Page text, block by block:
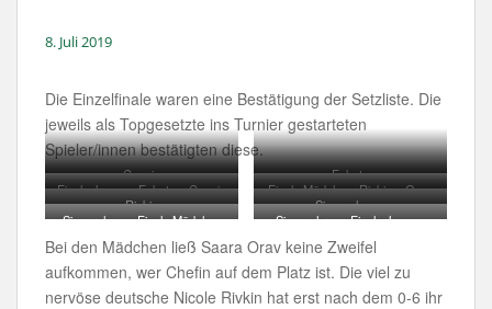
8. Juli 2019
Die Einzelfinale waren eine Bestätigung der Setzliste. Die
jeweils als Topgesetzte ins Turnier gestarteten
Spieler/innen bestätigten diese.
Cuenin
Fekete
Finale Jungen: Fekete – Cuenin
Finale Mädchen: Rivkin – Orav
Rivkin
Siegerehrung
Siegerehrung Finale Mädchen
Siegerehrung Finale Jungen
Bei den Mädchen ließ Saara Orav keine Zweifel
aufkommen, wer Chefin auf dem Platz ist. Die viel zu
nervöse deutsche Nicole Rivkin hat erst nach dem 0-6 ihr